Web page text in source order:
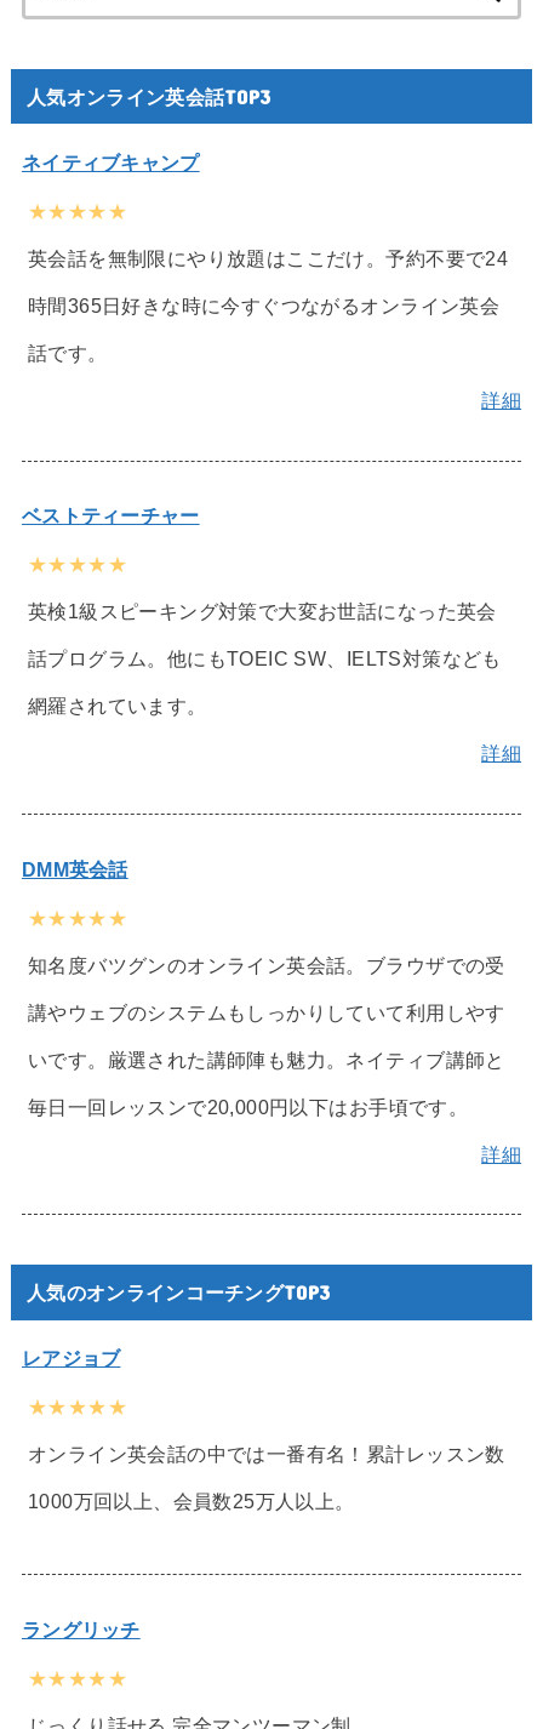
索:
人気オンライン英会話TOP3
ネイティブキャンプ
★★★★★
英会話を無制限にやり放題はここだけ。予約不要で24
時間365日好きな時に今すぐつながるオンライン英会
話です。
詳細
ベストティーチャー
★★★★★
英検1級スピーキング対策で大変お世話になった英会
話プログラム。他にもTOEIC SW、IELTS対策なども
網羅されています。
詳細
DMM英会話
★★★★★
知名度バツグンのオンライン英会話。ブラウザでの受
講やウェブのシステムもしっかりしていて利用しやす
いです。厳選された講師陣も魅力。ネイティブ講師と
毎日一回レッスンで20,000円以下はお手頃です。
詳細
人気のオンラインコーチングTOP3
レアジョブ
★★★★★
オンライン英会話の中では一番有名！累計レッスン数
1000万回以上、会員数25万人以上。
ラングリッチ
★★★★★